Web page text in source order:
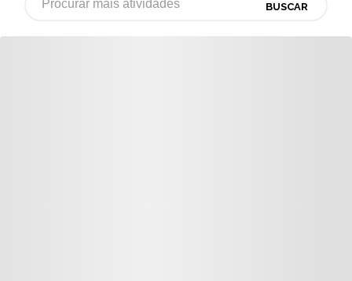
BUSCAR